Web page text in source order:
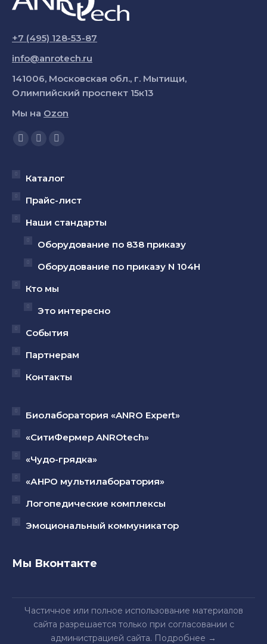
+7 (495) 128-53-87
info@anrotech.ru
141006, Московская обл., г. Мытищи,
Олимпийский проспект 15к13
Мы на Ozon
Ищите нас:
Страница
открывается
новом
окне
Страница
открывается
новом
окне
Страница
открывается
новом
окне
Каталог
Прайс-лист
Наши стандарты
Оборудование по 838 приказу
Оборудование по приказу N 104Н
Кто мы
Это интересно
События
Партнерам
Контакты
Биолаборатория «ANRO Expert»
«СитиФермер ANROtech»
«Чудо-грядка»
«АНРО мультилаборатория»
Логопедические комплексы
Эмоциональный коммуникатор
Мы Вконтакте
Частичное или полное использование материалов
сайта разрешается только при согласовании с
администрацией сайта. Подробнее →